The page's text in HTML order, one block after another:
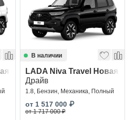
В наличии
LADA Niva Travel Новая
Драйв
1.8, Бензин, Механика, Полный
от 1 517 000 ₽
от 1 717 000 ₽